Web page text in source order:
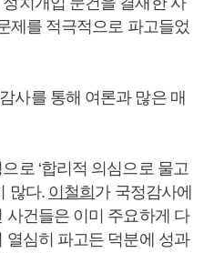
제를 적극적으로 파고들었
사를 통해 여론과 많은 매
로 ‘합리적 의심으로 물고
많다. 이철희 가 국정감사에
사건들은 이미 주요하게 다
열심히 파고든 덕분에 성과